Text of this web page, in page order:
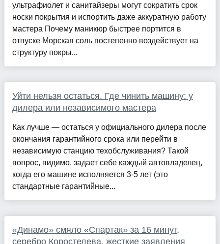
ультрафиолет и санитайзеры могут сократить срок
носки покрытия и испортить даже аккуратную работу
мастера Почему маникюр быстрее портится в
отпуске Морская соль постепенно воздействует на
структуру покры...
Уйти нельзя остаться. Где чинить машину: у
дилера или независимого мастера
Как лучше — остаться у официального дилера после
окончания гарантийного срока или перейти в
независимую станцию техобслуживания? Такой
вопрос, видимо, задает себе каждый автовладелец,
когда его машине исполняется 3-5 лет (это
стандартные гарантийные...
«Динамо» смяло «Спартак» за 16 минут,
серебро Коростелева, жесткие заявления